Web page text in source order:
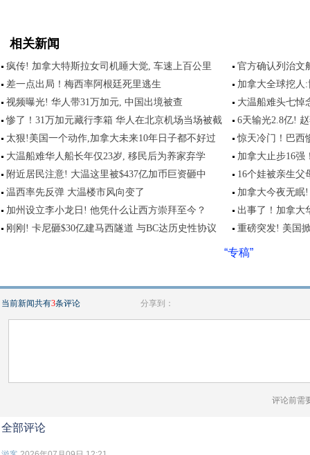
相关新闻
疯传! 加拿大特斯拉女司机睡大觉, 车速上百公里
官方确认列治文
差一点出局！梅西率阿根廷死里逃生
加拿大全球挖人
视频曝光! 华人带31万加元, 中国出境被查
大温船难头七悼
惨了！31万加元藏行李箱 华人在北京机场当场被截
6天输光2.8亿!
太狠!美国一个动作,加拿大未来10年日子都不好过
惊天冷门！巴西
大温船难华人船长年仅23岁, 移民后为养家弃学
加拿大止步16强
附近居民注意! 大温这里被$437亿加币巨资砸中
16个娃被亲生父
温西率先反弹 大温楼市风向变了
加拿大今夜无眠
加州设立李小龙日! 他凭什么让西方崇拜至今？
出事了！加拿大
刚刚! 卡尼砸$30亿建马西隧道 与BC达历史性协议
重磅突发! 美国
“专稿”
当前新闻共有3条评论 分享到：
评论前需
全部评论